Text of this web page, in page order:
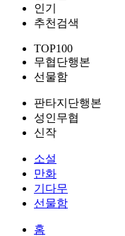
인기
추천검색
TOP100
무협단행본
선물함
판타지단행본
성인무협
신작
소설
만화
기다무
선물함
홈